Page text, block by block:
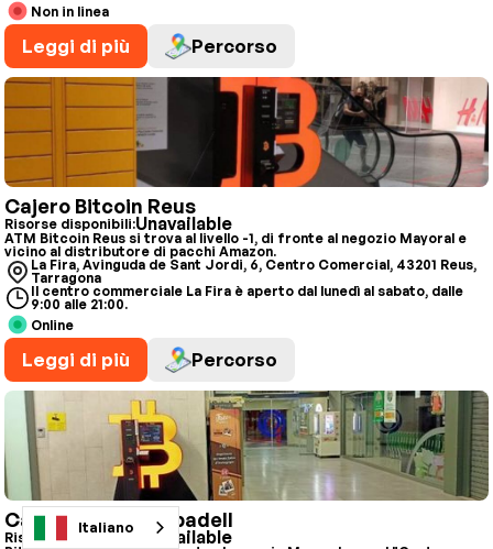
Non in linea
Leggi di più Percorso
Cajero Bitcoin Reus
Risorse disponibili:Unavailable
ATM Bitcoin Reus si trova al livello -1, di fronte al negozio Mayoral e
vicino al distributore di pacchi Amazon.
La Fira, Avinguda de Sant Jordi, 6, Centro Comercial, 43201 Reus,
Tarragona
Il centro commerciale La Fira è aperto dal lunedì al sabato, dalle
9:00 alle 21:00.
Online
Leggi di più Percorso
Cajero Bitcoin Sabadell
Risorse disponibili: Unavailable
Italiano